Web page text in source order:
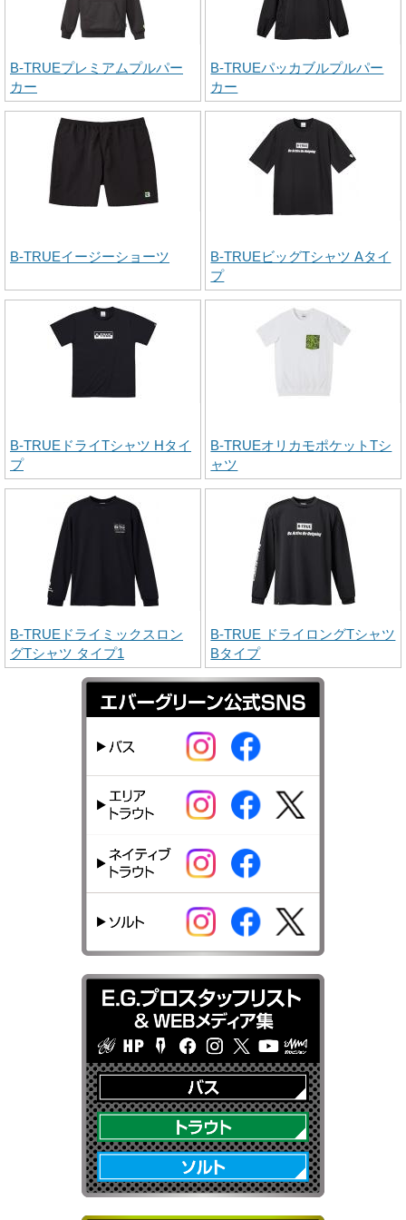
B-TRUEプレミアムプルパー
カー
B-TRUEパッカブルプルパー
カー
B-TRUEイージーショーツ
B-TRUEビッグTシャツ Aタイ
プ
B-TRUEドライTシャツ Hタイ
プ
B-TRUEオリカモポケットTシ
ャツ
B-TRUEドライミックスロン
グTシャツ タイプ1
B-TRUE ドライロングTシャツ
Bタイプ